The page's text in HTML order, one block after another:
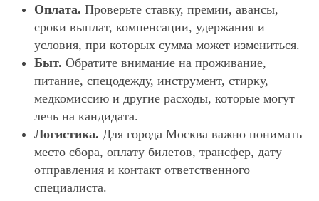
Оплата. Проверьте ставку, премии, авансы,
сроки выплат, компенсации, удержания и
условия, при которых сумма может измениться.
Быт. Обратите внимание на проживание,
питание, спецодежду, инструмент, стирку,
медкомиссию и другие расходы, которые могут
лечь на кандидата.
Логистика. Для города Москва важно понимать
место сбора, оплату билетов, трансфер, дату
отправления и контакт ответственного
специалиста.